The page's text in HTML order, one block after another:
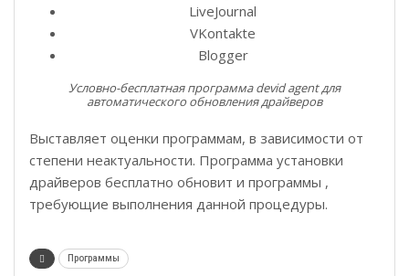
LiveJournal
VKontakte
Blogger
Условно-бесплатная программа devid agent для
автоматического обновления драйверов
Выставляет оценки программам, в зависимости от
степени неактуальности. Программа установки
драйверов бесплатно обновит и программы ,
требующие выполнения данной процедуры.
Программы